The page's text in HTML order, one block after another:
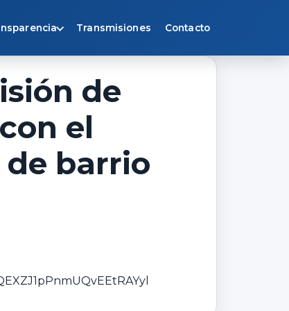
Transmisiones Contacto
de
el
de barrio